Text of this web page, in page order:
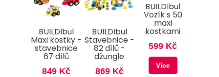
BUILDIbul
Maxi kostky -
stavebnice
67 dílů
849 Kč
BUILDIbul
Stavebnice -
82 dílů -
džungle
869 Kč
BUILDIbul
Vozík s 50
maxi
kostkami
599 Kč
Více